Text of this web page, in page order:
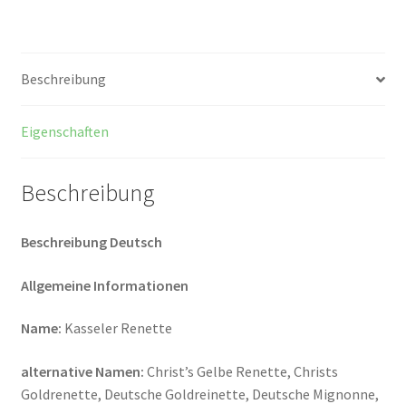
Beschreibung
Eigenschaften
Beschreibung
Beschreibung Deutsch
Allgemeine Informationen
Name: Kasseler Renette
alternative Namen: Christ’s Gelbe Renette, Christs
Goldrenette, Deutsche Goldreinette, Deutsche Mignonne,